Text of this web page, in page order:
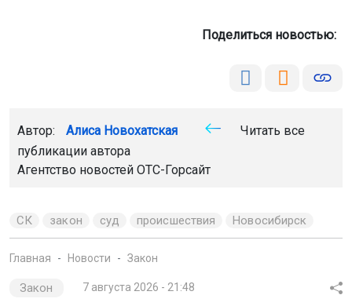
Поделиться новостью:
Автор: Алиса Новохатская
Читать все
публикации автора
Агентство новостей ОТС-Горсайт
СК закон суд происшествия Новосибирск
Главная Новости Закон
Закон 7 августа 2026 - 21:48